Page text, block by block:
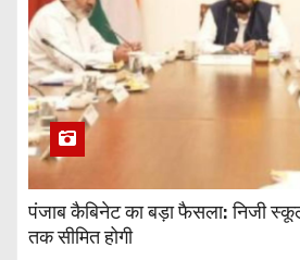
पंजाब कैबिनेट का बड़ा फैसला: निजी
तक सीमित होगी